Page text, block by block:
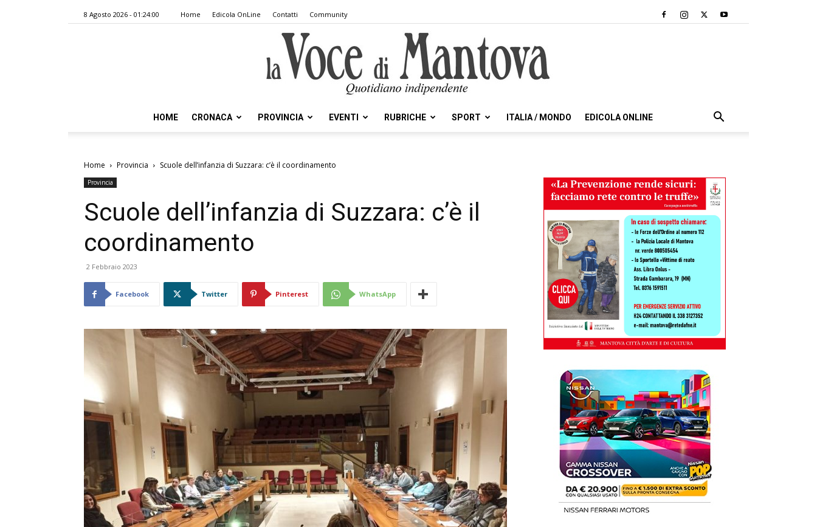
8 Agosto 2026 - 01:24:00 Home Edicola OnLine Contatti Community
Voce
HOME CRONACA PROVINCIA EVENTI RUBRICHE SPORT ITALIA / MONDO EDICOLA ONLINE
Home Provincia Scuole dell’infanzia di Suzzara: c’è il coordinamento
Provincia
Scuole dell’infanzia di Suzzara: c’è il
coordinamento
2 Febbraio 2023
Facebook Twitter Pinterest WhatsApp